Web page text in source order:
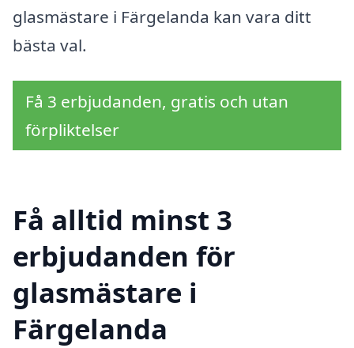
glasmästare i Färgelanda kan vara ditt
bästa val.
Få 3 erbjudanden, gratis och utan
förpliktelser
Få alltid minst 3
erbjudanden för
glasmästare i
Färgelanda